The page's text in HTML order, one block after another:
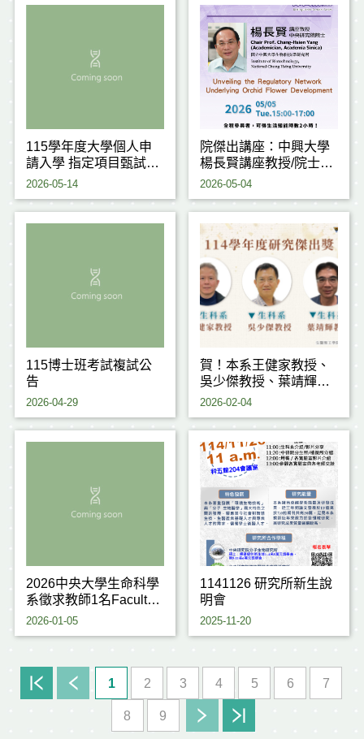
115學年度大學個人申
請入學 指定項目甄試注
意事項
2026-05-14
院傑出講座：中興大學
楊長賢講座教授/院士
(115.05.05)
2026-05-04
115博士班考試複試公
告
2026-04-29
賀！本系王健家教授、
吳少傑教授、葉靖輝教
授 榮獲 114學年度研究
2026-02-04
2026中央大學生命科學
系徵求教師1名Faculty
positions for Life
2026-01-05
1141126 研究所新生說
明會
2025-11-20
1 2 3 4 5 6 7
8 9